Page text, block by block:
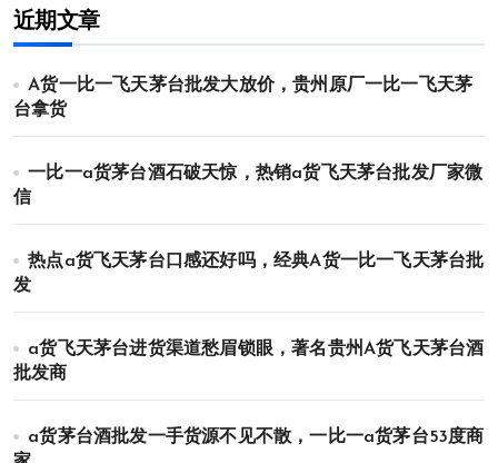
近期文章
A货一比一飞天茅台批发大放价，贵州原厂一比一飞天茅
台拿货
一比一a货茅台酒石破天惊，热销a货飞天茅台批发厂家微
信
热点a货飞天茅台口感还好吗，经典A货一比一飞天茅台批
发
a货飞天茅台进货渠道愁眉锁眼，著名贵州A货飞天茅台酒
批发商
a货茅台酒批发一手货源不见不散，一比一a货茅台53度商